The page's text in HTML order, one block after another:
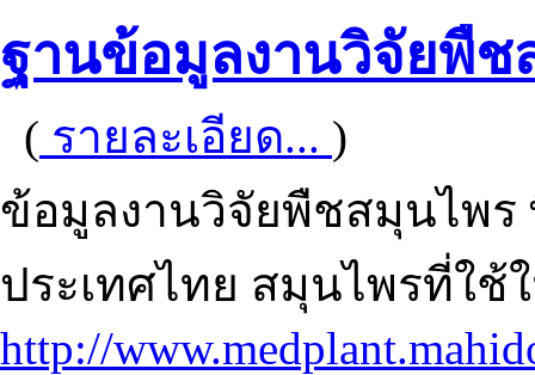
ฐานข้อมูลงานวิจัยพืช
( รายละเอียด... )
ข้อมูลงานวิจัยพืชสมุนไพ
ประเทศไทย สมุนไพรที่ใ
http://